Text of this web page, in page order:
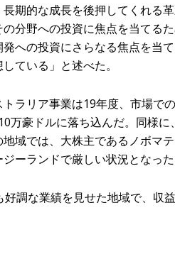
期的な成長を後押してくれる
分野への投資に焦点を当てる
への投資にさらなる焦点を当
ている」と述べた。
ラリア事業は19年度、市場で
万豪ドルに落ち込んだ。同様
域では、大株主であるノボマ
ーランドで厳しい状況となっ
調な業績を見せた地域で、収